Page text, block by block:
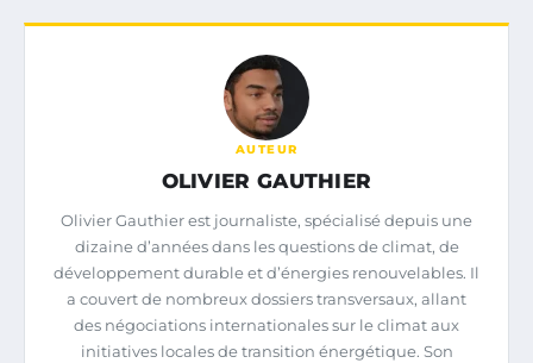
AUTEUR
OLIVIER GAUTHIER
Olivier Gauthier est journaliste, spécialisé depuis une
dizaine d’années dans les questions de climat, de
développement durable et d’énergies renouvelables. Il
a couvert de nombreux dossiers transversaux, allant
des négociations internationales sur le climat aux
initiatives locales de transition énergétique. Son